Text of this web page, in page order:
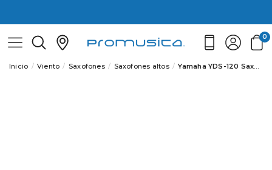
0
Inicio Viento Saxofones Saxofones altos Yamaha YDS-120 Saxofon digital